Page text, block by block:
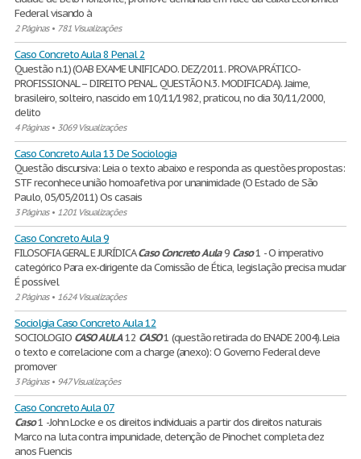
Federal visando à
2 Páginas• 781 Visualizações
Caso Concreto Aula 8 Penal 2
Questão n.1) (OAB EXAME UNIFICADO. DEZ/2011. PROVA PRÁTICO-
PROFISSIONAL – DIREITO PENAL. QUESTÃO N.3. MODIFICADA). Jaime,
brasileiro, solteiro, nascido em 10/11/1982, praticou, no dia 30/11/2000,
delito
4 Páginas• 3069 Visualizações
Caso Concreto Aula 13 De Sociologia
Questão discursiva: Leia o texto abaixo e responda as questões propostas:
STF reconhece união homoafetiva por unanimidade (O Estado de São
Paulo, 05/05/2011) Os casais
3 Páginas• 1201 Visualizações
Caso Concreto Aula 9
FILOSOFIA GERAL E JURÍDICACaso ConcretoAula9 Caso1 - O imperativo
categórico Para ex-dirigente da Comissão de Ética, legislação precisa mudar
É possível
2 Páginas• 1624 Visualizações
Sociolgia Caso Concreto Aula 12
SOCIOLOGIO CASOAULA12 CASO1 (questão retirada do ENADE 2004). Leia
o texto e correlacione com a charge (anexo): O Governo Federal deve
promover
3 Páginas• 947 Visualizações
Caso Concreto Aula 07
Caso1 -John Locke e os direitos individuais a partir dos direitos naturais
Marco na luta contra impunidade, detenção de Pinochet completa dez
anos Fuencis